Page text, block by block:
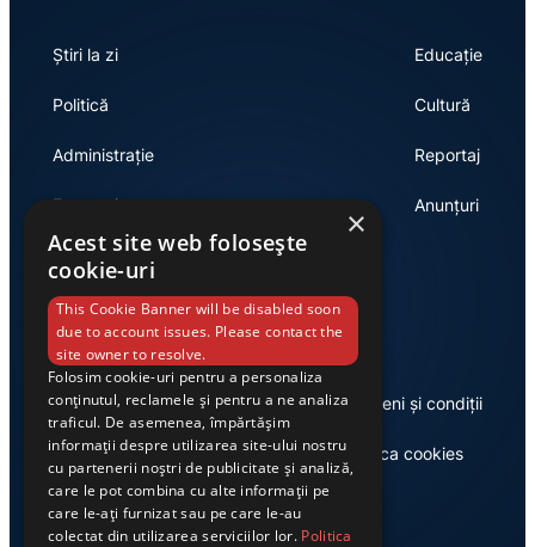
Știri la zi
Politică
Administrație
Economie
Educație
Cultură
Reportaj
Anunțuri
Link-uri utile
Despre noi
Casa de editură Exclusiv
Termeni și condiții
Politica cookies
×
Acest site web folosește
cookie-uri
This Cookie Banner will be disabled soon
due to account issues. Please contact the
site owner to resolve.
Folosim cookie-uri pentru a personaliza
conținutul, reclamele și pentru a ne analiza
traficul. De asemenea, împărtășim
informații despre utilizarea site-ului nostru
cu partenerii noștri de publicitate și analiză,
care le pot combina cu alte informații pe
care le-ați furnizat sau pe care le-au
colectat din utilizarea serviciilor lor. Politica